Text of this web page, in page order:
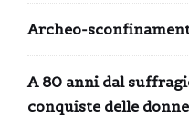
Archeo-
A 80 anni dal
conquiste delle